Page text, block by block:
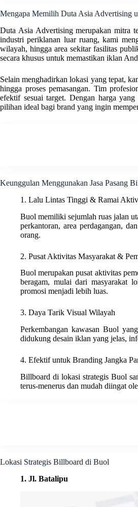
Mengapa Memilih Duta Asia Advertising
Duta Asia Advertising merupakan mitra
industri periklanan luar ruang, kami
wilayah, hingga area sekitar fasilitas
secara khusus untuk memastikan iklan
Selain menghadirkan lokasi yang tepat,
hingga proses pemasangan. Tim
efektif sesuai target. Dengan harga
pilihan ideal bagi brand yang ingin
Keunggulan Menggunakan Jasa Pasang
1. Lalu Lintas Tinggi & Ramai
Buol memiliki sejumlah ruas jalan
perkantoran, area perdagangan,
orang.
2. Pusat Aktivitas Masyarakat &
Buol merupakan pusat aktivitas
beragam, mulai dari masyarakat
promosi menjadi lebih luas.
3. Daya Tarik Visual Wilayah
Perkembangan kawasan Buol
didukung desain iklan yang jelas,
4. Efektif untuk Branding Jangka
Billboard di lokasi strategis Buol
terus-menerus dan mudah diingat
Lokasi Strategis Billboard di Buol
1. Jl. Batalipu